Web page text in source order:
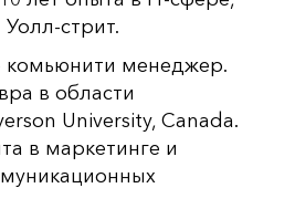
стрит.
комьюнити менеджер.
в области
University, Canada.
в маркетинге и